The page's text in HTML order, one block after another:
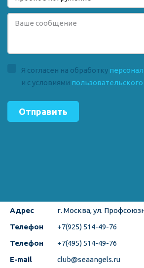
Я согласен на обработку
и с условиями
Отправить
Адрес г. Москва,ул.
Телефон
+7(925) 514-49-76
Телефон
+7(495) 514-49-76
E-mail
club@seaangels.ru